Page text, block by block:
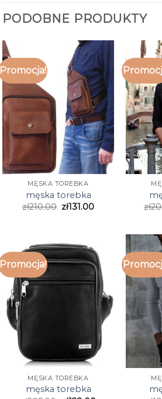
PODOBNE PRODUKTY
Promocja!
MĘSKA TOREBKA
męska torebka
zł210.00 zł131.00
zł
Promocja!
MĘSKA TOREBKA
męska torebka